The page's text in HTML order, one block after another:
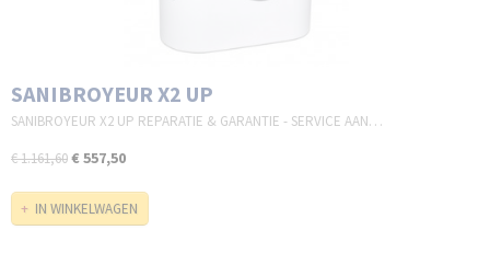
SANIBROYEUR X2 UP
SANIBROYEUR X2 UP REPARATIE & GARANTIE - SERVICE AAN…
€ 1.161,60€ 557,50
IN WINKELWAGEN